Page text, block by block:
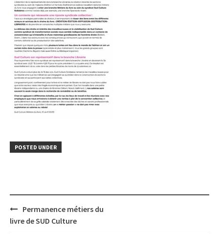
POSTED UNDER
Post
navigation
Permanence métiers du
livre de SUD Culture